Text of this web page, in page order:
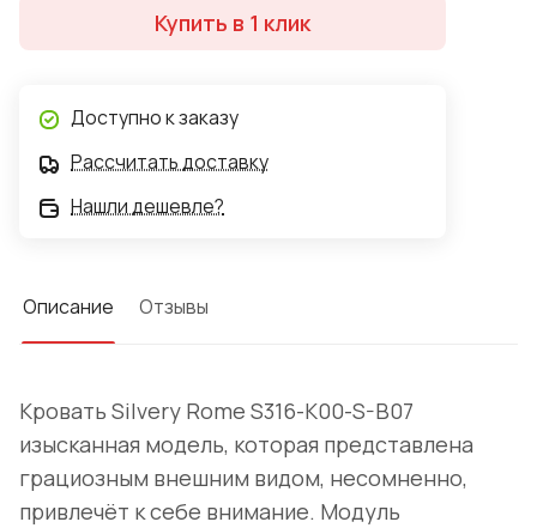
Купить в 1 клик
Доступно к заказу
Рассчитать доставку
Нашли дешевле?
Описание Отзывы
Кровать Silvery Rome S316-K00-S-B07
изысканная модель, которая представлена
грациозным внешним видом, несомненно,
привлечёт к себе внимание. Модуль